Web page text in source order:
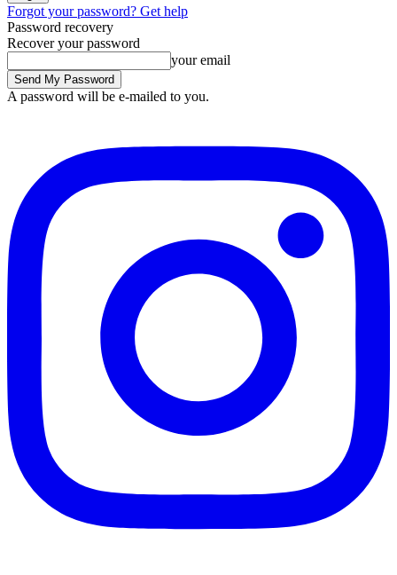
Forgot your password? Get help
Password recovery
Recover your password
your email
A password will be e-mailed to you.